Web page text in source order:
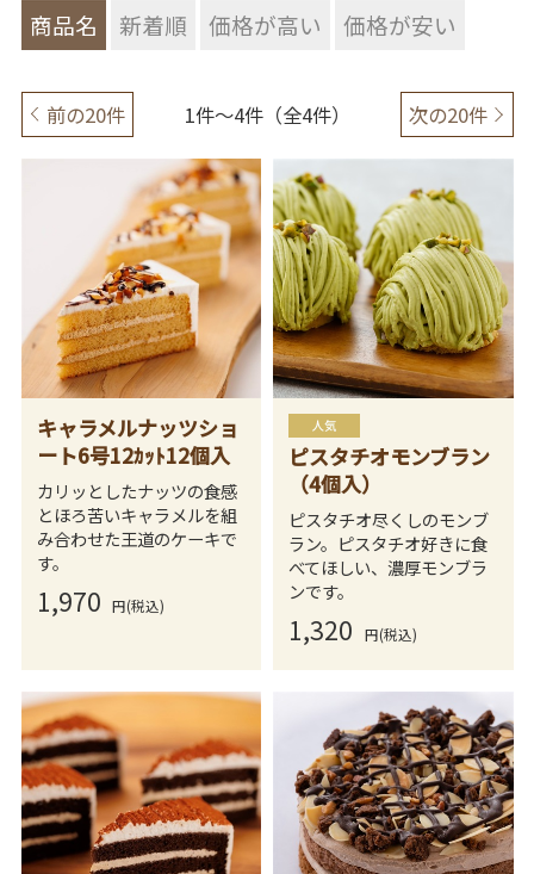
商品名 新着順 価格が高い 価格が安い
前の20件 1件～4件（全4件） 次の20件
キャラメルナッツショ
ート6号12ｶｯﾄ12個入
カリッとしたナッツの食感
とほろ苦いキャラメルを組
み合わせた王道のケーキで
す。
1,970 円(税込)
ピスタチオモンブラン
（4個入）
ピスタチオ尽くしのモンブ
ラン。ピスタチオ好きに食
べてほしい、濃厚モンブラ
ンです。
1,320 円(税込)